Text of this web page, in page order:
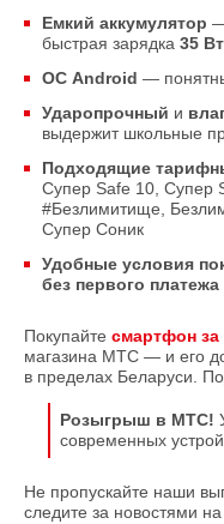
Емкий аккумулятор
быстрая зарядка 35 Вт
ОС Android —
Ударопрочный и
выдержит школьные
Подходящие
Супер Safe 10, Супер
#Безлимитище,
Супер Соник
Удобные условия
без первого платежа
Покупайте смартфон
магазина МТС — и его
в пределах Беларуси.
Розыгрыш в МТС!
современных
Не пропускайте наши
следите за новостями на